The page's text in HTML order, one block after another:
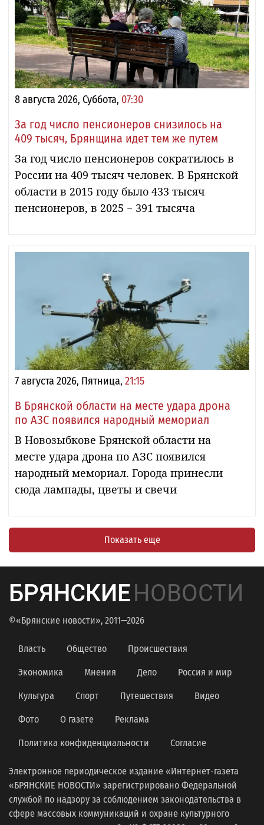
8 августа 2026, Суббота, 07:30
За год число пенсионеров снизилось на
409 тысяч, Брянщина идет тем же путем
За год число пенсионеров сократилось в
России на 409 тысяч человек. В Брянской
области в 2015 году было 433 тысяч
пенсионеров, в 2025 − 391 тысяча
7 августа 2026, Пятница, 21:15
В Брянской области на месте удара дрона
по АЗС появился народный мемориал
В Новозыбкове Брянской области на
месте удара дрона по АЗС появился
народный мемориал. Города принесли
сюда лампады, цветы и свечи
Показать еще
БРЯНСКИЕНОВОСТИ
©«Брянские новости», 2011—2026
Власть Общество Происшествия
Экономика Мнения Дело Россия и мир
Культура Спорт Путешествия Видео
Фото О газете Реклама
Политика конфиденциальности Согласие
Электронное периодическое издание «Интернет-газета
«БРЯНСКИЕ НОВОСТИ» зарегистрировано Федеральной
службой по надзору за соблюдением законодательства в
сфере массовых коммуникаций и охране культурного